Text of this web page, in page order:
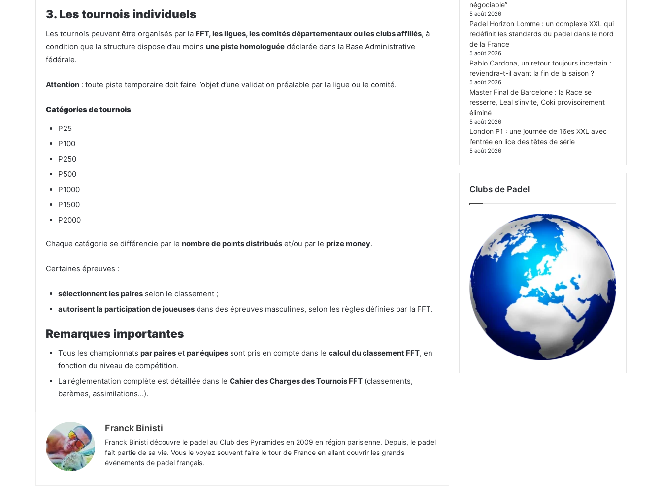
3. Les tournois individuels
Les tournois peuvent être organisés par la FFT, les ligues, les comités départementaux ou les clubs affiliés, à
condition que la structure dispose d’au moins une piste homologuée déclarée dans la Base Administrative
fédérale.
Attention : toute piste temporaire doit faire l’objet d’une validation préalable par la ligue ou le comité.
Catégories de tournois
P25
P100
P250
P500
P1000
P1500
P2000
Chaque catégorie se différencie par le nombre de points distribués et/ou par le prize money.
Certaines épreuves :
sélectionnent les paires selon le classement ;
autorisent la participation de joueuses dans des épreuves masculines, selon les règles définies par la FFT.
Remarques importantes
Tous les championnats par paires et par équipes sont pris en compte dans le calcul du classement FFT, en
fonction du niveau de compétition.
La réglementation complète est détaillée dans le Cahier des Charges des Tournois FFT (classements,
barèmes, assimilations…).
Franck Binisti
Franck Binisti découvre le padel au Club des Pyramides en 2009 en région parisienne. Depuis, le padel
fait partie de sa vie. Vous le voyez souvent faire le tour de France en allant couvrir les grands
événements de padel français.
négociable”
5 août 2026
Padel Horizon Lomme : un complexe XXL qui
redéfinit les standards du padel dans le nord
de la France
5 août 2026
Pablo Cardona, un retour toujours incertain :
reviendra-t-il avant la fin de la saison ?
5 août 2026
Master Final de Barcelone : la Race se
resserre, Leal s’invite, Coki provisoirement
éliminé
5 août 2026
London P1 : une journée de 16es XXL avec
l’entrée en lice des têtes de série
5 août 2026
Clubs de Padel